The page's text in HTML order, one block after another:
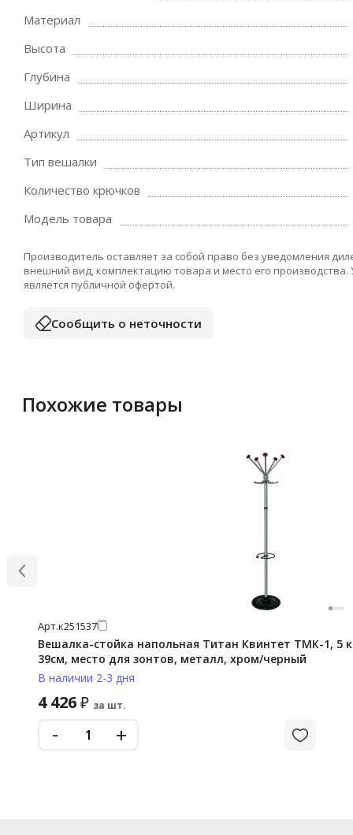
Материал
Высота
Глубина
Ширина
Артикул
Тип вешалки
Количество крючков
Модель товара
Производитель оставляет за собой право без уведомления
внешний вид, комплектацию товара и место его
является публичной офертой.
Сообщить о неточности
Похожие товары
Арт.к251537
Вешалка-стойка напольная Титан Квинтет ТМК-1, 5
39см, место для зонтов, металл, хром/черный
В наличии 2-3 дня
4 426₽ за шт.
- +